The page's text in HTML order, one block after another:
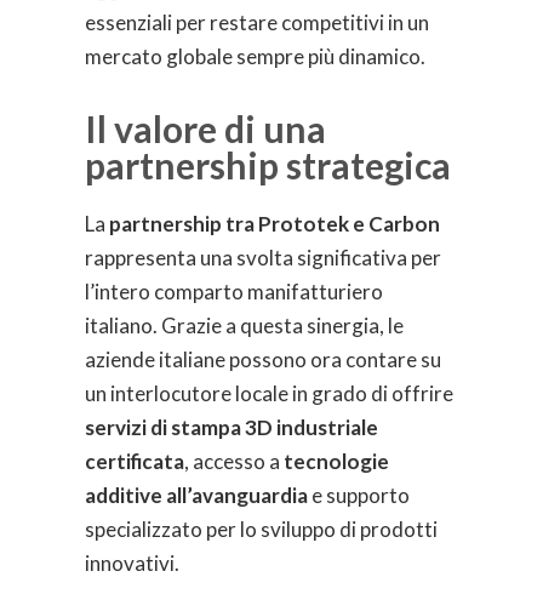
essenziali per restare competitivi in un
mercato globale sempre più dinamico.
Il valore di una
partnership strategica
La partnership tra Prototek e Carbon
rappresenta una svolta significativa per
l’intero comparto manifatturiero
italiano. Grazie a questa sinergia, le
aziende italiane possono ora contare su
un interlocutore locale in grado di offrire
servizi di stampa 3D industriale
certificata, accesso a tecnologie
additive all’avanguardiae supporto
specializzato per lo sviluppo di prodotti
innovativi.